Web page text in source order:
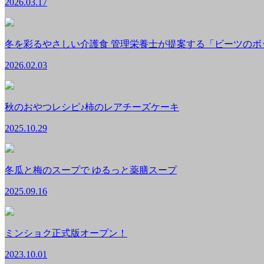
冬を彩るやさしい介護食 管理栄養士が提案する「ビーツのボ
2026.02.03
秋のおやつレシピ♪柿のレアチーズケーキ
2025.10.29
冬瓜と梅のスープで ゆるっと薬膳スープ
2025.09.16
ミンショク正式版オープン！
2023.10.01